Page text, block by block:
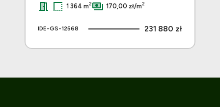
1 364 m2 170,00 zł/m2
IDE-GS-12568 231 880 zł